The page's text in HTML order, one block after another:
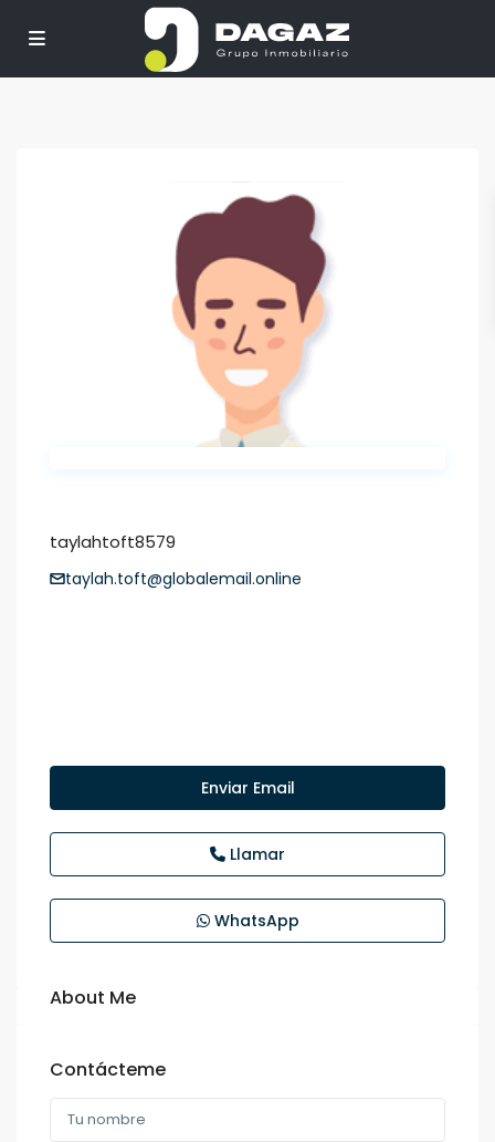
taylahtoft8579
taylah.toft@globalemail.online
Enviar Email
Llamar
WhatsApp
About Me
Contácteme